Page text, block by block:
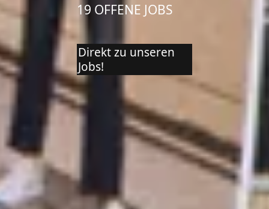
19 OFFENE JOBS
Direkt zu unseren
Jobs!